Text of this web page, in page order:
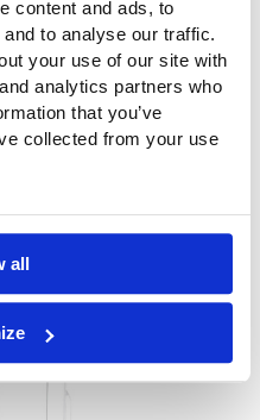
content and ads, to
to analyse our traffic.
your use of our site with
analytics partners who
that you’ve
collected from your use
all